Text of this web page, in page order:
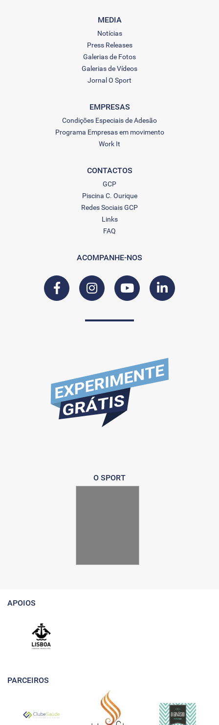
MEDIA
Notícias
Press Releases
Galerias de Fotos
Galerias de Vídeos
Jornal O Sport
EMPRESAS
Condições Especiais de Adesão
Programa Empresas em movimento
Work It
CONTACTOS
GCP
Piscina C. Ourique
Redes Sociais GCP
Links
FAQ
ACOMPANHE-NOS
O SPORT
APOIOS
PARCEIROS